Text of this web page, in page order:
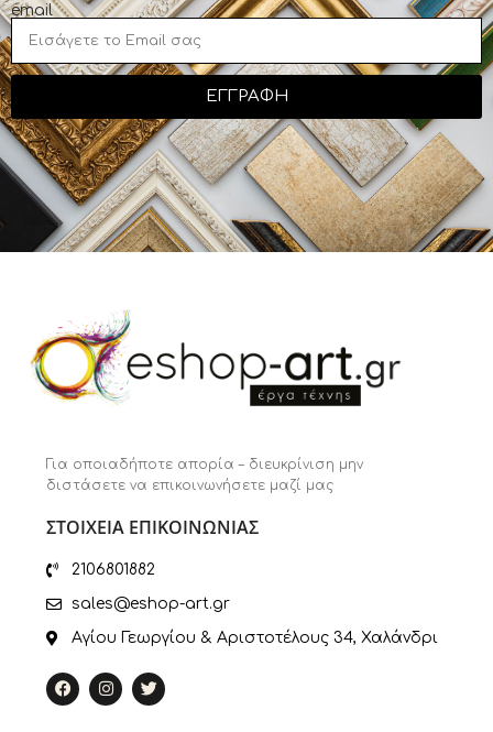
email
ΕΓΓΡΑΦΗ
Για οποιαδήποτε απορία – διευκρίνιση μην
διστάσετε να επικοινωνήσετε μαζί μας
ΣΤΟΙΧΕΙΑ ΕΠΙΚΟΙΝΩΝΙΑΣ
2106801882
sales@eshop-art.gr
Αγίου Γεωργίου & Αριστοτέλους 34, Χαλάνδρι